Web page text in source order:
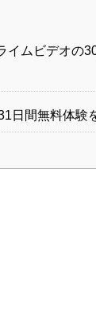
イムビデオの
日間無料体験